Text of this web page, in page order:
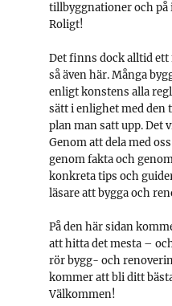
tillbyggnationer och
Roligt!
Det finns dock alltid ett
så även här. Många
enligt konstens alla
sätt i enlighet med
plan man satt upp. Det
Genom att dela med
genom fakta och
konkreta tips och
läsare att bygga och
På den här sidan
att hitta det mesta –
rör bygg- och
kommer att bli ditt
Välkommen!